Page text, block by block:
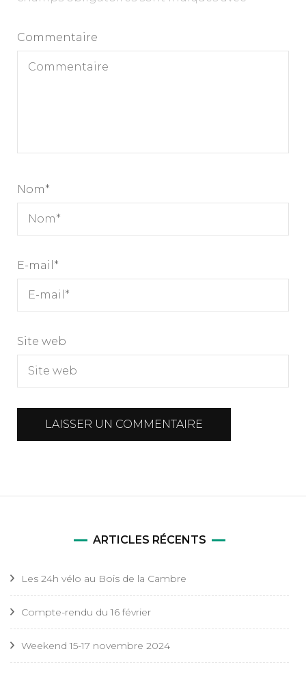
Commentaire
Nom*
E-mail *
Site web
ARTICLES RÉCENTS
Les 24h vélo au Bois de la Cambre
Compte-rendu du 16 février
Weekend 15-17 novembre 2024